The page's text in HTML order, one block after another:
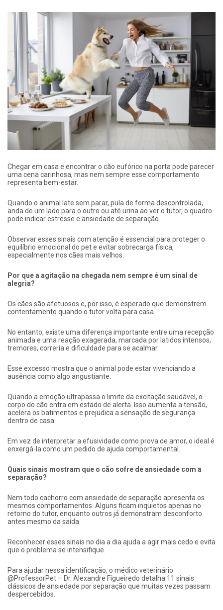
Chegar em casa e encontrar o cão eufórico na porta pode parecer
uma cena carinhosa, mas nem sempre esse comportamento
representa bem-estar.
Quando o animal late sem parar, pula de forma descontrolada,
anda de um lado para o outro ou até urina ao ver o tutor, o quadro
pode indicar estresse e ansiedade de separação.
Observar esses sinais com atenção é essencial para proteger o
equilíbrio emocional do pet e evitar sobrecarga física,
especialmente nos cães mais velhos.
Por que a agitação na chegada nem sempre é um sinal de
alegria?
Os cães são afetuosos e, por isso, é esperado que demonstrem
contentamento quando o tutor volta para casa.
No entanto, existe uma diferença importante entre uma recepção
animada e uma reação exagerada, marcada por latidos intensos,
tremores, correria e dificuldade para se acalmar.
Esse excesso mostra que o animal pode estar vivenciando a
ausência como algo angustiante.
Quando a emoção ultrapassa o limite da excitação saudável, o
corpo do cão entra em estado de alerta. Isso aumenta a tensão,
acelera os batimentos e prejudica a sensação de segurança
dentro de casa.
Em vez de interpretar a efusividade como prova de amor, o ideal é
enxergá-la como um pedido de ajuda comportamental.
Quais sinais mostram que o cão sofre de ansiedade com a
separação?
Nem todo cachorro com ansiedade de separação apresenta os
mesmos comportamentos. Alguns ficam inquietos apenas no
retorno do tutor, enquanto outros já demonstram desconforto
antes mesmo da saída.
Reconhecer esses sinais no dia a dia ajuda a agir mais cedo e evita
que o problema se intensifique.
Para ajudar nessa identificação, o médico veterinário
@ProfessorPet – Dr. Alexandre Figueiredo detalha 11 sinais
clássicos de ansiedade por separação que muitas vezes passam
despercebidos.